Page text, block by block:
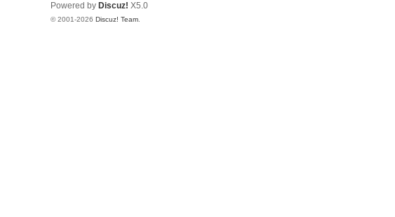
Powered by Discuz! X5.0
© 2001-2026 Discuz! Team